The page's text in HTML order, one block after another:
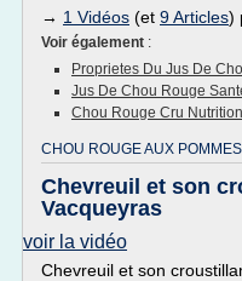
→ 1 Vidéos (et 9 Articles)
Voir également :
Proprietes Du Jus De
Jus De Chou Rouge
Chou Rouge Cru Nutrition
CHOU ROUGE AUX
Chevreuil et son
Vacqueyras
voir la vidéo
Chevreuil et son